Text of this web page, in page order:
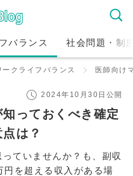
バランス 社会問題・制
ークライフバランス 医師向け
2024年10月30日公開
っておくべき確定
は？
ていませんか？も、副収
円を超える収入がある場